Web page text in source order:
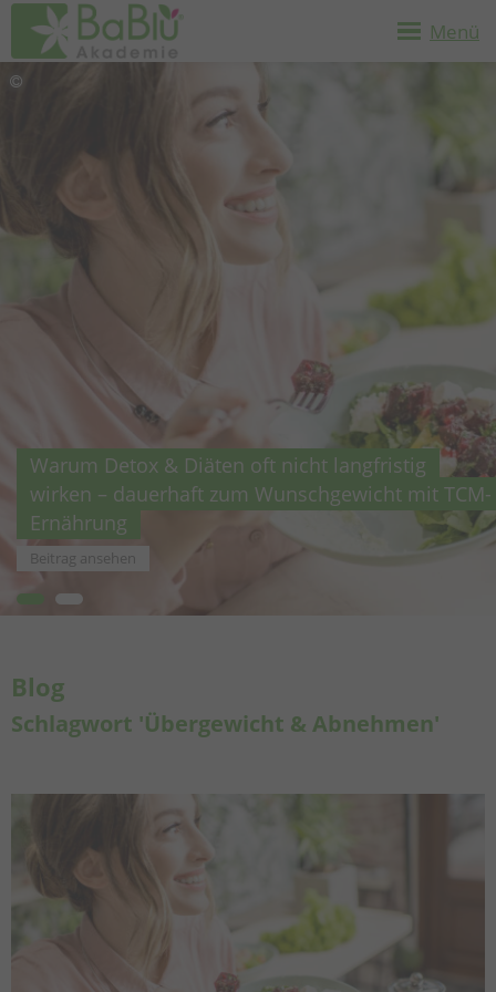
Menü
Warum Detox & Diäten oft nicht langfristig
wirken – dauerhaft zum Wunschgewicht mit TCM-
Ernährung
Beitrag ansehen
Blog
Schlagwort 'Übergewicht & Abnehmen'